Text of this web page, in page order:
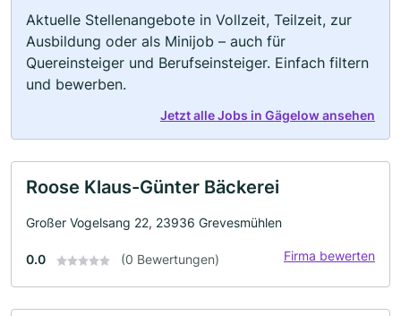
Aktuelle Stellenangebote in Vollzeit, Teilzeit, zur
Ausbildung oder als Minijob – auch für
Quereinsteiger und Berufseinsteiger. Einfach filtern
und bewerben.
Jetzt alle Jobs in Gägelow ansehen
Roose Klaus-Günter Bäckerei
Großer Vogelsang 22, 23936 Grevesmühlen
0.0 (0 Bewertungen) Firma bewerten